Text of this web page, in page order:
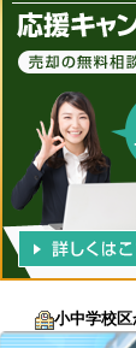
小中学校区